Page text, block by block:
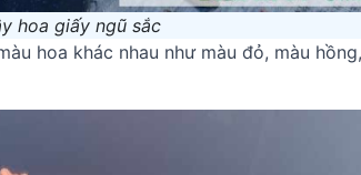
hoa giấy ngũ sắc
hoa khác nhau như màu đỏ, màu